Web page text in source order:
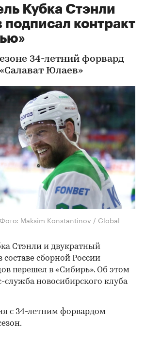
Кубка Стэнли
подписал контракт
34-летний форвард
Юлаев»
Maksim Konstantinov / Global
Стэнли и двукратный
сборной России
перешел в «Сибирь». Об этом
служба новосибирского клуба
с 34-летним форвардом